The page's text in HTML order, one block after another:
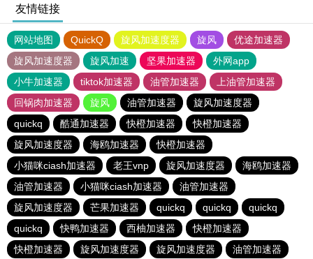
友情链接
网站地图 QuickQ 旋风加速度器 旋风
优途加速器
旋风加速度器
旋风加速 坚果加速器
外网app
小牛加速器
tiktok加速器 油管加速器
上油管加速器
回锅肉加速器
旋风 油管加速器
旋风加速度器
quickq
酷通加速器 快橙加速器
快橙加速器
旋风加速度器
海鸥加速器
快橙加速器
小猫咪ciash加速器
老王vnp 旋风加速度器
海鸥加速器
油管加速器
小猫咪ciash加速器
油管加速器
旋风加速度器
芒果加速器 quickq quickq
quickq
quickq
快鸭加速器 西柚加速器
快橙加速器
快橙加速器
旋风加速度器 旋风加速度器 油管加速器